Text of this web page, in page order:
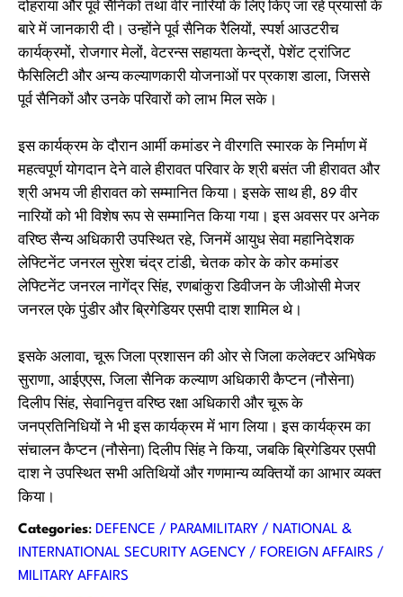
दोहराया और पूर्व सैनिकों तथा वीर नारियों के लिए किए जा रहे प्रयासों के
बारे में जानकारी दी। उन्होंने पूर्व सैनिक रैलियों, स्पर्श आउटरीच
कार्यक्रमों, रोजगार मेलों, वेटरन्स सहायता केन्द्रों, पेशेंट ट्रांजिट
फैसिलिटी और अन्य कल्याणकारी योजनाओं पर प्रकाश डाला, जिससे
पूर्व सैनिकों और उनके परिवारों को लाभ मिल सके।
इस कार्यक्रम के दौरान आर्मी कमांडर ने वीरगति स्मारक के निर्माण में
महत्वपूर्ण योगदान देने वाले हीरावत परिवार के श्री बसंत जी हीरावत और
श्री अभय जी हीरावत को सम्मानित किया। इसके साथ ही, 89 वीर
नारियों को भी विशेष रूप से सम्मानित किया गया। इस अवसर पर अनेक
वरिष्ठ सैन्य अधिकारी उपस्थित रहे, जिनमें आयुध सेवा महानिदेशक
लेफ्टिनेंट जनरल सुरेश चंद्र टांडी, चेतक कोर के कोर कमांडर
लेफ्टिनेंट जनरल नागेंद्र सिंह, रणबांकुरा डिवीजन के जीओसी मेजर
जनरल एके पुंडीर और ब्रिगेडियर एसपी दाश शामिल थे।
इसके अलावा, चूरू जिला प्रशासन की ओर से जिला कलेक्टर अभिषेक
सुराणा, आईएएस, जिला सैनिक कल्याण अधिकारी कैप्टन (नौसेना)
दिलीप सिंह, सेवानिवृत्त वरिष्ठ रक्षा अधिकारी और चूरू के
जनप्रतिनिधियों ने भी इस कार्यक्रम में भाग लिया। इस कार्यक्रम का
संचालन कैप्टन (नौसेना) दिलीप सिंह ने किया, जबकि ब्रिगेडियर एसपी
दाश ने उपस्थित सभी अतिथियों और गणमान्य व्यक्तियों का आभार व्यक्त
किया।
Categories: DEFENCE / PARAMILITARY / NATIONAL &
INTERNATIONAL SECURITY AGENCY / FOREIGN AFFAIRS /
MILITARY AFFAIRS